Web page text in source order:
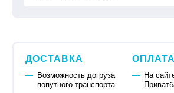
ДОСТАВКА
Возможность догруза
попутного транспорта
ОПЛАТА
На